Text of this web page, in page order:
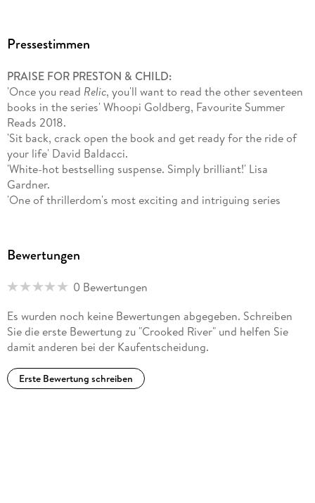
including the Agent Pendergast adventures. Readers can sign
newsletter from the authors, at their website, PrestonChild.
com. Visit www. facebook. com/PrestonandChild
Pressestimmen
PRAISE FOR PRESTON & CHILD:
'Once you read Relic, you'll want to read the other seventeen
books in the series' Whoopi Goldberg, Favourite Summer
Reads 2018.
'Sit back, crack open the book and get ready for the ride of
your life' David Baldacci.
'White-hot bestselling suspense. Simply brilliant!' Lisa
Gardner.
'One of thrillerdom's most exciting and intriguing series
'Fast-moving, sophisticated and bursting with surprises. . .
There's nothing else like them' Washington Post
Bewertungen
0 Bewertungen
Es wurden noch keine Bewertungen abgegeben. Schreiben
Sie die erste Bewertung zu "Crooked River" und helfen Sie
damit anderen bei der Kaufentscheidung.
Erste Bewertung schreiben